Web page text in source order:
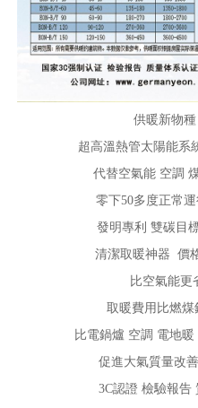
供暖新物種
超高溫熱管太陽能系
代替空氣能 空調
零下50多度正常
發明專利 雙碳目
清潔取暖神器 價
比空氣能更
取暖費用比燃煤
比電鍋爐 空調 電地
促進大氣質量改
3C認證 檢驗報告